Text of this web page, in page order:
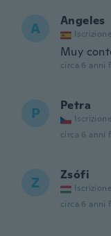
A Angeles
Muy
circa 6 anni
P Petra
circa 6 anni
Z Zsófi
circa 6 anni